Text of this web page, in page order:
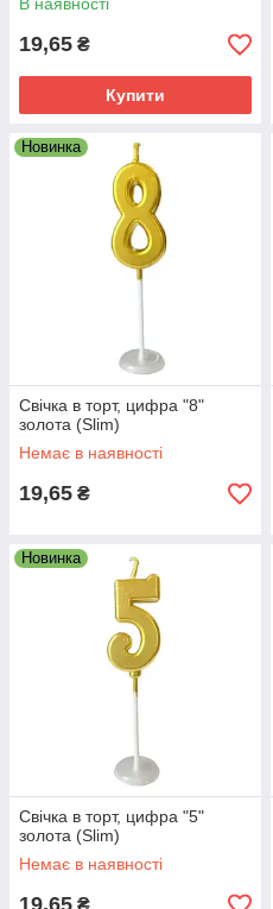
19,65 ₴
Купити
Новинка
Свічка в торт, цифра "8"
золота (Slim)
Немає в наявності
19,65 ₴
Новинка
Свічка в торт, цифра "5"
золота (Slim)
Немає в наявності
19,65 ₴